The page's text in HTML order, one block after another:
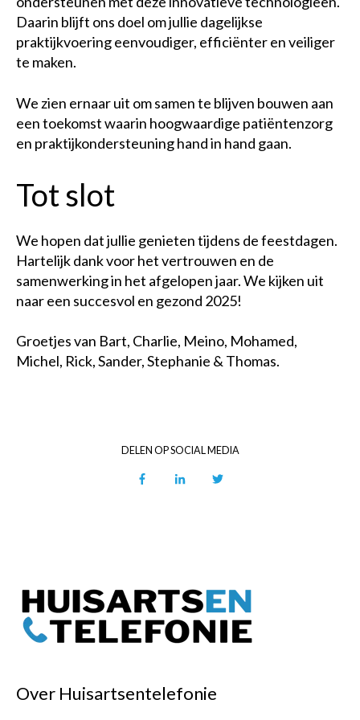
Daarin blijft ons doel om jullie dagelijkse
praktijkvoering eenvoudiger, efficiënter en veiliger
te maken.
We zien ernaar uit om samen te blijven bouwen aan
een toekomst waarin hoogwaardige patiëntenzorg
en praktijkondersteuning hand in hand gaan.
Tot slot
We hopen dat jullie genieten tijdens de feestdagen.
Hartelijk dank voor het vertrouwen en de
samenwerking in het afgelopen jaar. We kijken uit
naar een succesvol en gezond 2025!
Groetjes van Bart, Charlie, Meino, Mohamed,
Michel, Rick, Sander, Stephanie & Thomas.
DELEN OP SOCIAL MEDIA
Over Huisartsentelefonie